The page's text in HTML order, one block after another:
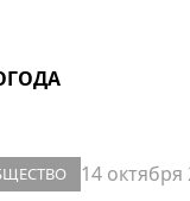
14 октября